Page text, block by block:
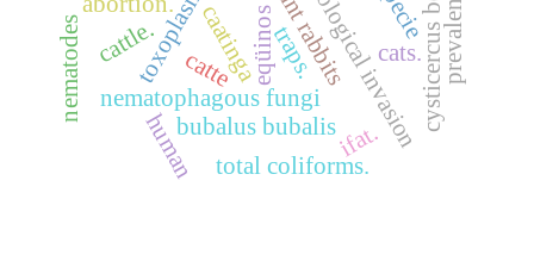
biological invasion
caatinga
nematophagous fungi
nematodes eqüinos cysticercus bovis
catte
bubalus bubalis
human ifat.
prevalence
cattle. cats.
traps.
total coliforms.